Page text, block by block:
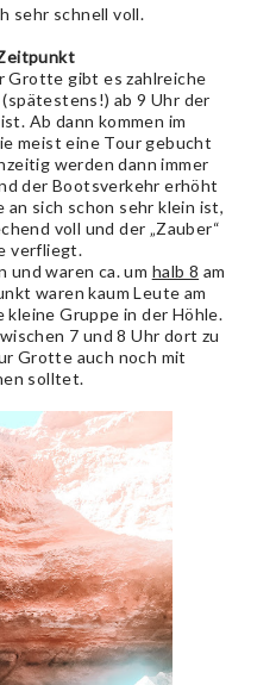
sehr schnell voll.
Grotte gibt es zahlreiche
ab 9 Uhr der
Ab dann kommen im
meist eine Tour gebucht
werden dann immer
der Bootsverkehr erhöht
an sich schon sehr klein ist,
voll und der „Zauber“
verfliegt.
und waren ca. um halb 8 am
waren kaum Leute am
kleine Gruppe in der Höhle.
7 und 8 Uhr dort zu
Grotte auch noch mit
solltet.